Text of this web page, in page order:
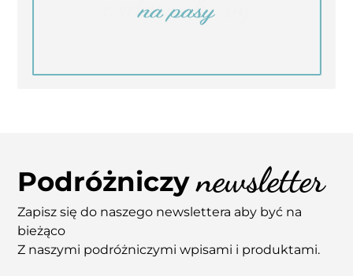
Podróżniczynewsletter
Zapisz się do naszego newslettera aby być na
bieżąco
Z naszymi podróżniczymi wpisami i produktami.